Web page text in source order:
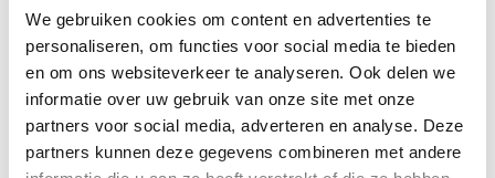
We gebruiken cookies om content en advertenties te
personaliseren, om functies voor social media te bieden
en om ons websiteverkeer te analyseren. Ook delen we
informatie over uw gebruik van onze site met onze
partners voor social media, adverteren en analyse. Deze
partners kunnen deze gegevens combineren met andere
Waar de rivier ’t Gein samenstroomt met de Gaasp stond ooit
een indrukwekkende buitenplaats. Passanten die er in de
trekschuit langs voeren vergaapten zich, zoveel pracht en praal
zag je daar. In Driemond.